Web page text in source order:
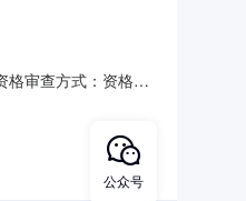
格审查方式：资格后
喉机务段新增两
公众号